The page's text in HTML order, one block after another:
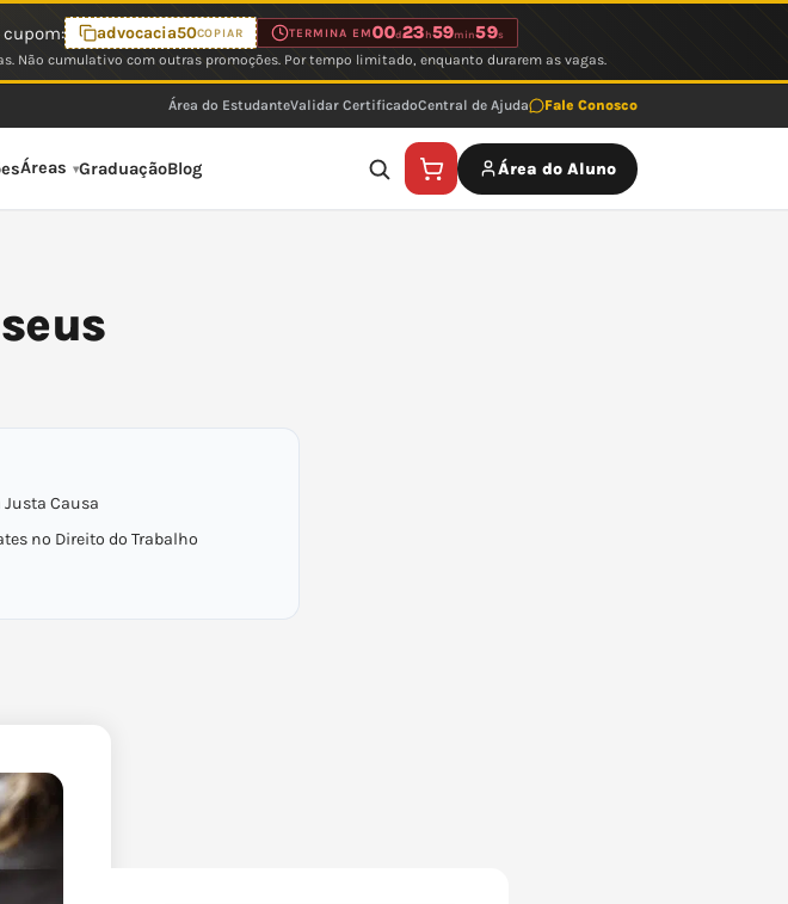
advocacia50COPIAR TERMINA EM00d23 h59min59s
Não cumulativo com outras promoções. Por tempo limitado, enquanto durarem as vagas.
Área do EstudanteValidar CertificadoCentral de Ajuda Fale Conosco
Áreas GraduaçãoBlog Área do Aluno
Causa
no Direito do Trabalho